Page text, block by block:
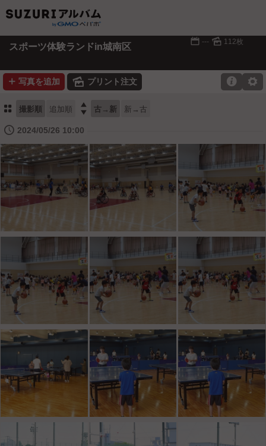
スポーツ体験ランドin城南区 📅 --- 🌄 112枚
➕ 写真を追加 🌄 プリント注文 ⚙

⚏ 撮影順 追加順  古→新 新→古
🕔 2024/05/26 10:00